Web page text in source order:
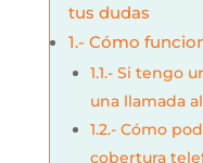
tus dudas
1.- Cómo
1.1.- Si tengo
una llamada al
1.2.- Cómo
cobertura